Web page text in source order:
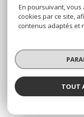
©
Nos honoraires
En poursuivant,
cookies par ce site,
contenus adaptés et
TOUT